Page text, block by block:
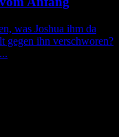
was Joshua ihm da
gegen ihn verschworen?